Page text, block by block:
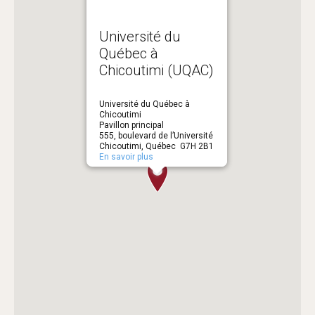
Université du
Québec à
Chicoutimi (UQAC)
Université du Québec à
Chicoutimi
Pavillon principal
555, boulevard de l’Université
Chicoutimi, Québec G7H 2B1
En savoir plus